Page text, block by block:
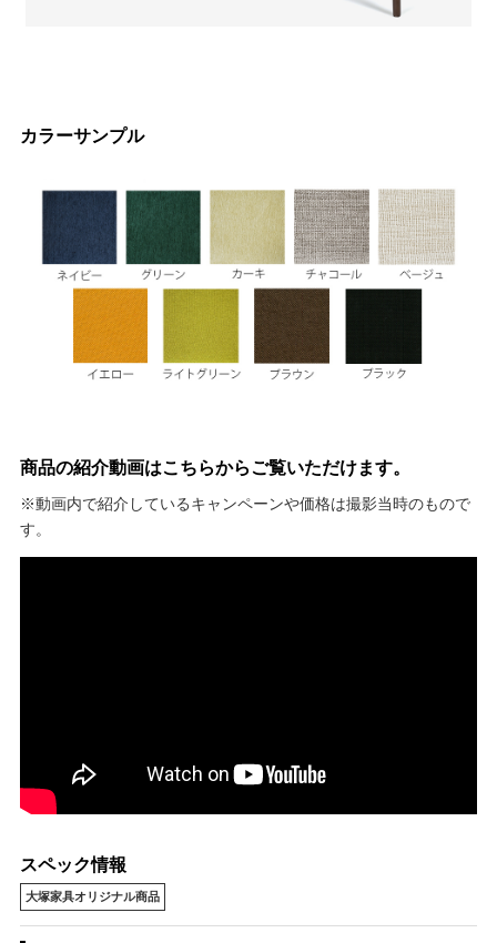
カラーサンプル
商品の紹介動画はこちらからご覧いただけます。
※動画内で紹介しているキャンペーンや価格は撮影当時のもので
す。
スペック情報
大塚家具オリジナル商品